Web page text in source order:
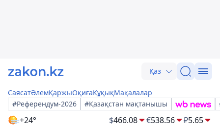
Қаз
СаясатӘлемҚаржыОқиғаҚұқықМақалалар
#Референдум-2026
#Қазақстан мақтанышы
+24° $466.08 €538.56 ₽5.65